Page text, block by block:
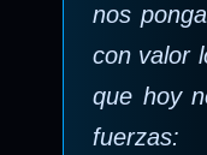
nos
con valor
que hoy
fuerzas: